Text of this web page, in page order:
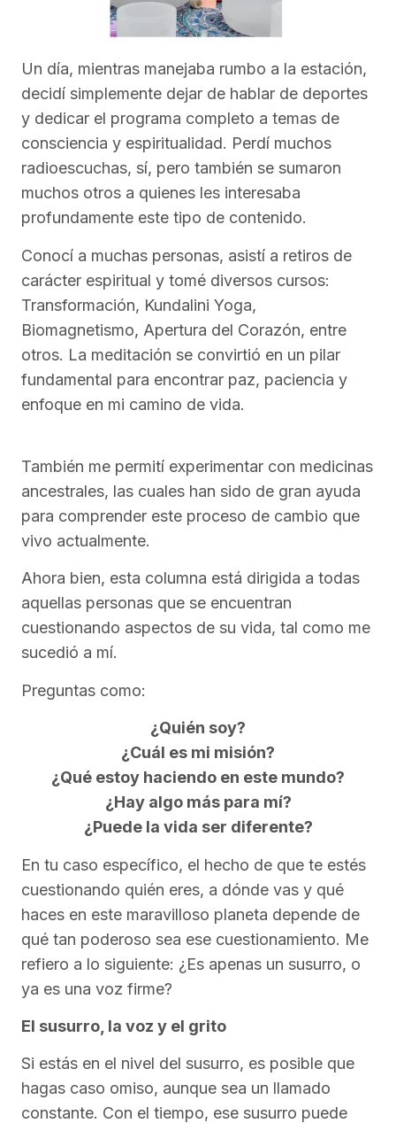
Un día, mientras manejaba rumbo a la estación,
decidí simplemente dejar de hablar de deportes
y dedicar el programa completo a temas de
consciencia y espiritualidad. Perdí muchos
radioescuchas, sí, pero también se sumaron
muchos otros a quienes les interesaba
profundamente este tipo de contenido.
Conocí a muchas personas, asistí a retiros de
carácter espiritual y tomé diversos cursos:
Transformación, Kundalini Yoga,
Biomagnetismo, Apertura del Corazón, entre
otros. La meditación se convirtió en un pilar
fundamental para encontrar paz, paciencia y
enfoque en mi camino de vida.
También me permití experimentar con medicinas
ancestrales, las cuales han sido de gran ayuda
para comprender este proceso de cambio que
vivo actualmente.
Ahora bien, esta columna está dirigida a todas
aquellas personas que se encuentran
cuestionando aspectos de su vida, tal como me
sucedió a mí.
Preguntas como:
¿Quién soy?
¿Cuál es mi misión?
¿Qué estoy haciendo en este mundo?
¿Hay algo más para mí?
¿Puede la vida ser diferente?
En tu caso específico, el hecho de que te estés
cuestionando quién eres, a dónde vas y qué
haces en este maravilloso planeta depende de
qué tan poderoso sea ese cuestionamiento. Me
refiero a lo siguiente: ¿Es apenas un susurro, o
ya es una voz firme?
El susurro, la voz y el grito
Si estás en el nivel del susurro, es posible que
hagas caso omiso, aunque sea un llamado
constante. Con el tiempo, ese susurro puede